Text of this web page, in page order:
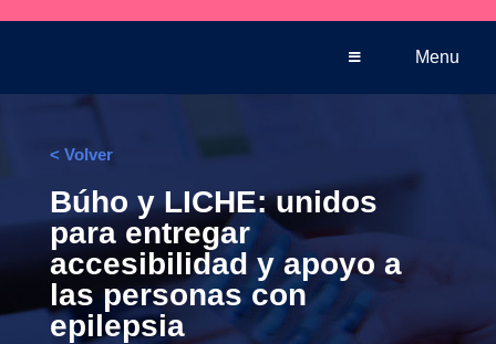
Menu
< Volver
Búho y LICHE: unidos
para entregar
accesibilidad y apoyo a
las personas con
epilepsia